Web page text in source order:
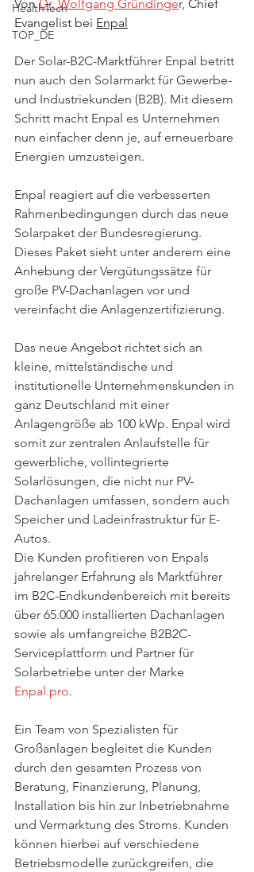
HealthTech
TOP_DE
Von Dr. Wolfgang Gründinger, Chief
Evangelist bei Enpal
Der Solar-B2C-Marktführer Enpal betritt
nun auch den Solarmarkt für Gewerbe-
und Industriekunden (B2B). Mit diesem
Schritt macht Enpal es Unternehmen
nun einfacher denn je, auf erneuerbare
Energien umzusteigen.
Enpal reagiert auf die verbesserten
Rahmenbedingungen durch das neue
Solarpaket der Bundesregierung.
Dieses Paket sieht unter anderem eine
Anhebung der Vergütungssätze für
große PV-Dachanlagen vor und
vereinfacht die Anlagenzertifizierung.
Das neue Angebot richtet sich an
kleine, mittelständische und
institutionelle Unternehmenskunden in
ganz Deutschland mit einer
Anlagengröße ab 100 kWp. Enpal wird
somit zur zentralen Anlaufstelle für
gewerbliche, vollintegrierte
Solarlösungen, die nicht nur PV-
Dachanlagen umfassen, sondern auch
Speicher und Ladeinfrastruktur für E-
Autos.
Die Kunden profitieren von Enpals
jahrelanger Erfahrung als Marktführer
im B2C-Endkundenbereich mit bereits
über 65.000 installierten Dachanlagen
sowie als umfangreiche B2B2C-
Serviceplattform und Partner für
Solarbetriebe unter der Marke
Enpal.pro.
Ein Team von Spezialisten für
Großanlagen begleitet die Kunden
durch den gesamten Prozess von
Beratung, Finanzierung, Planung,
Installation bis hin zur Inbetriebnahme
und Vermarktung des Stroms. Kunden
können hierbei auf verschiedene
Betriebsmodelle zurückgreifen, die